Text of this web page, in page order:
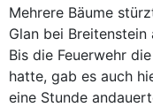
Mehrere Bäume
Glan bei Breitenstein
Bis die Feuerwehr
hatte, gab es auch
eine Stunde